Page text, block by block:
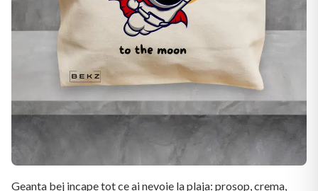
Geanta bej incape tot ce ai nevoie la plaja: prosop, crema,